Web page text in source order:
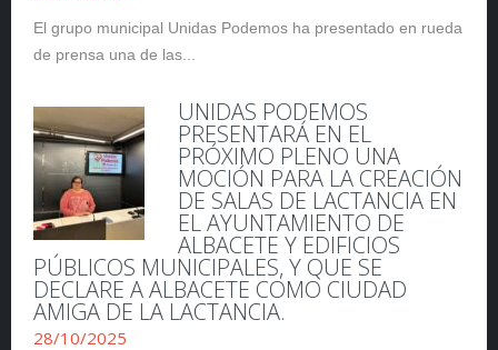
El grupo municipal Unidas Podemos ha presentado en rueda
de prensa una de las...
UNIDAS PODEMOS
PRESENTARÁ EN EL
PRÓXIMO PLENO UNA
MOCIÓN PARA LA CREACIÓN
DE SALAS DE LACTANCIA EN
EL AYUNTAMIENTO DE
ALBACETE Y EDIFICIOS
PÚBLICOS MUNICIPALES, Y QUE SE
DECLARE A ALBACETE COMO CIUDAD
AMIGA DE LA LACTANCIA.
28/10/2025